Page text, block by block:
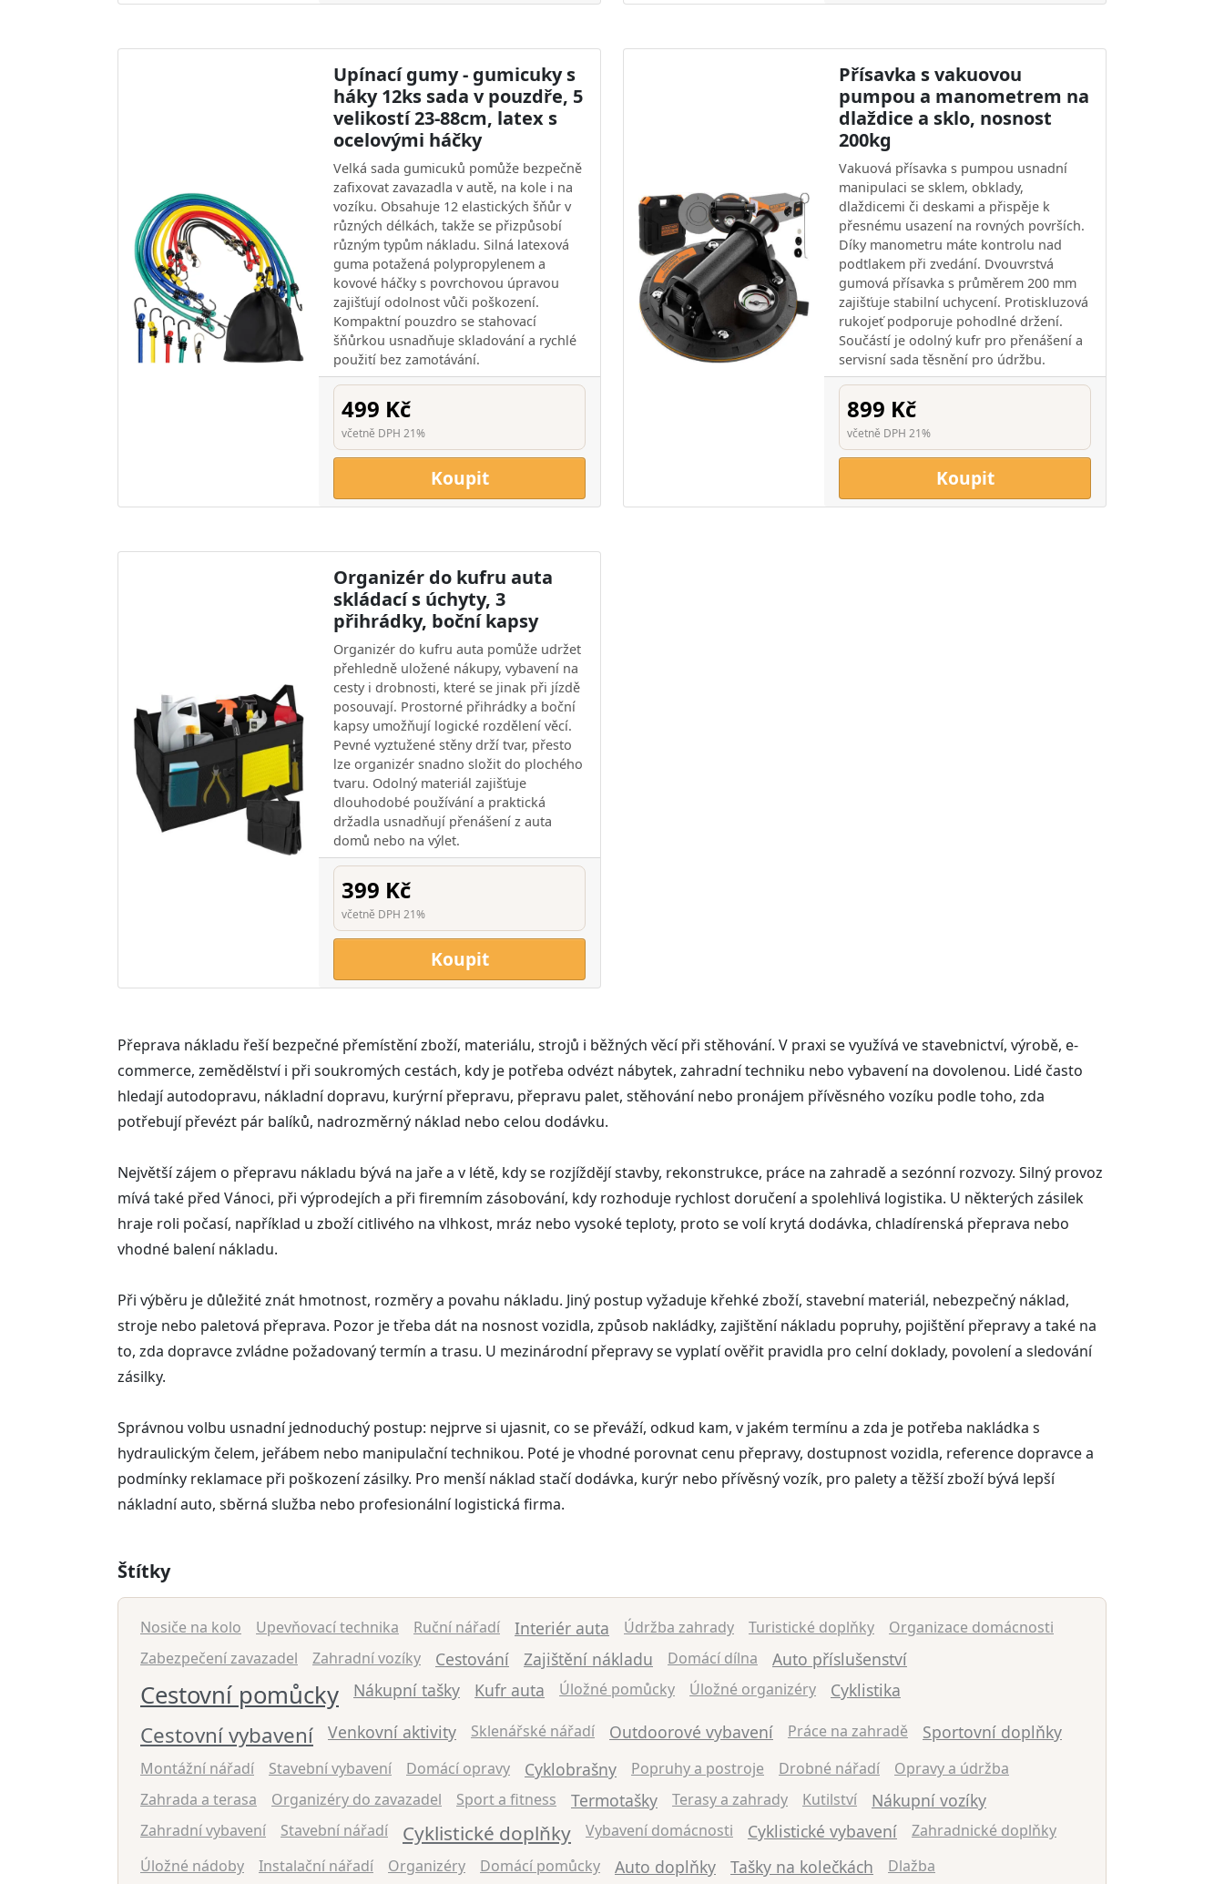
Upínací gumy - gumicuky s
háky 12ks sada v pouzdře, 5
velikostí 23-88cm, latex s
ocelovými háčky
Velká sada gumicuků pomůže bezpečně
zafixovat zavazadla v autě, na kole i na
vozíku. Obsahuje 12 elastických šňůr v
různých délkách, takže se přizpůsobí
různým typům nákladu. Silná latexová
guma potažená polypropylenem a
kovové háčky s povrchovou úpravou
zajišťují odolnost vůči poškození.
Kompaktní pouzdro se stahovací
šňůrkou usnadňuje skladování a rychlé
použití bez zamotávání.
499 Kč
včetně DPH 21%
Koupit
Přísavka s vakuovou
pumpou a manometrem na
dlaždice a sklo, nosnost
200kg
Vakuová přísavka s pumpou usnadní
manipulaci se sklem, obklady,
dlaždicemi či deskami a přispěje k
přesnému usazení na rovných površích.
Díky manometru máte kontrolu nad
podtlakem při zvedání. Dvouvrstvá
gumová přísavka s průměrem 200 mm
zajišťuje stabilní uchycení. Protiskluzová
rukojeť podporuje pohodlné držení.
Součástí je odolný kufr pro přenášení a
servisní sada těsnění pro údržbu.
899 Kč
včetně DPH 21%
Koupit
Organizér do kufru auta
skládací s úchyty, 3
přihrádky, boční kapsy
Organizér do kufru auta pomůže udržet
přehledně uložené nákupy, vybavení na
cesty i drobnosti, které se jinak při jízdě
posouvají. Prostorné přihrádky a boční
kapsy umožňují logické rozdělení věcí.
Pevné vyztužené stěny drží tvar, přesto
lze organizér snadno složit do plochého
tvaru. Odolný materiál zajišťuje
dlouhodobé používání a praktická
držadla usnadňují přenášení z auta
domů nebo na výlet.
399 Kč
včetně DPH 21%
Koupit
Přeprava nákladu řeší bezpečné přemístění zboží, materiálu, strojů i běžných věcí při stěhování. V praxi se využívá ve stavebnictví, výrobě, e-
commerce, zemědělství i při soukromých cestách, kdy je potřeba odvézt nábytek, zahradní techniku nebo vybavení na dovolenou. Lidé často
hledají autodopravu, nákladní dopravu, kurýrní přepravu, přepravu palet, stěhování nebo pronájem přívěsného vozíku podle toho, zda
potřebují převézt pár balíků, nadrozměrný náklad nebo celou dodávku.
Největší zájem o přepravu nákladu bývá na jaře a v létě, kdy se rozjíždějí stavby, rekonstrukce, práce na zahradě a sezónní rozvozy. Silný provoz
mívá také před Vánoci, při výprodejích a při firemním zásobování, kdy rozhoduje rychlost doručení a spolehlivá logistika. U některých zásilek
hraje roli počasí, například u zboží citlivého na vlhkost, mráz nebo vysoké teploty, proto se volí krytá dodávka, chladírenská přeprava nebo
vhodné balení nákladu.
Při výběru je důležité znát hmotnost, rozměry a povahu nákladu. Jiný postup vyžaduje křehké zboží, stavební materiál, nebezpečný náklad,
stroje nebo paletová přeprava. Pozor je třeba dát na nosnost vozidla, způsob nakládky, zajištění nákladu popruhy, pojištění přepravy a také na
to, zda dopravce zvládne požadovaný termín a trasu. U mezinárodní přepravy se vyplatí ověřit pravidla pro celní doklady, povolení a sledování
zásilky.
Správnou volbu usnadní jednoduchý postup: nejprve si ujasnit, co se převáží, odkud kam, v jakém termínu a zda je potřeba nakládka s
hydraulickým čelem, jeřábem nebo manipulační technikou. Poté je vhodné porovnat cenu přepravy, dostupnost vozidla, reference dopravce a
podmínky reklamace při poškození zásilky. Pro menší náklad stačí dodávka, kurýr nebo přívěsný vozík, pro palety a těžší zboží bývá lepší
nákladní auto, sběrná služba nebo profesionální logistická firma.
Štítky
Nosiče na kolo Upevňovací technika Ruční nářadí Interiér auta Údržba zahrady Turistické doplňky
Organizace domácnosti
Zabezpečení zavazadel
Zahradní vozíky Cestování Zajištění nákladu Domácí dílna Auto příslušenství
Cestovní pomůcky Nákupní tašky Kufr auta Úložné pomůcky Úložné organizéry Cyklistika
Cestovní vybavení Venkovní aktivity Sklenářské nářadí Outdoorové vybavení Práce na zahradě Sportovní doplňky
Montážní nářadí Stavební vybavení Domácí opravy Cyklobrašny Popruhy a postroje Drobné nářadí
Opravy a údržba
Zahrada a terasa
Organizéry do zavazadel Sport a fitness Termotašky Terasy a zahrady Kutilství Nákupní vozíky
Zahradní vybavení Stavební nářadí Cyklistické doplňky Vybavení domácnosti Cyklistické vybavení
Zahradnické doplňky
Úložné nádoby
Instalační nářadí Organizéry Domácí pomůcky Auto doplňky Tašky na kolečkách Dlažba